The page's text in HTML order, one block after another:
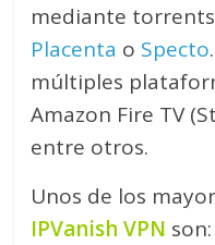
mediante
Placenta o Specto
múltiples
Amazon Fire TV
entre otros.
Unos de los
IPVanish VPN son: